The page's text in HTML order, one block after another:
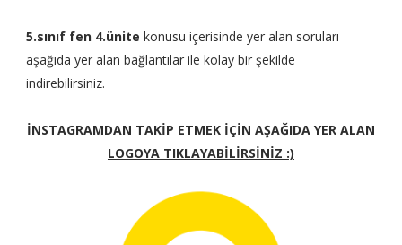
5.sınıf fen 4.ünite konusu içerisinde yer alan soruları
aşağıda yer alan bağlantılar ile kolay bir şekilde
indirebilirsiniz.
İNSTAGRAMDAN TAKİP ETMEK İÇİN AŞAĞIDA YER ALAN
LOGOYA TIKLAYABİLİRSİNİZ :)